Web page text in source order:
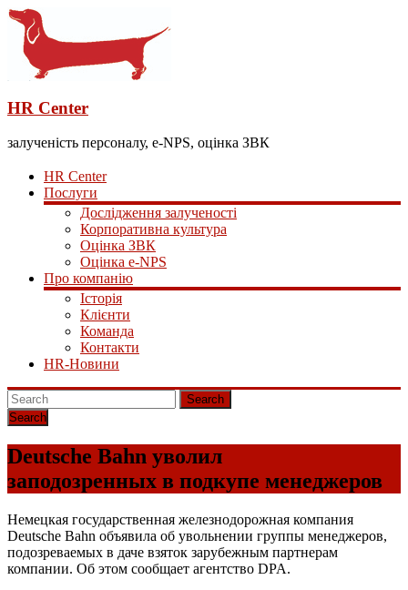
HR Center
залученість персоналу, e-NPS, оцінка ЗВК
HR Center
Послуги
Дослідження залученості
Корпоративна культура
Оцінка ЗВК
Оцінка e-NPS
Про компанію
Історія
Клієнти
Команда
Контакти
HR-Новини
Search
Deutsche Bahn уволил
заподозренных в подкупе менеджеров
Немецкая государственная железнодорожная компания
Deutsche Bahn объявила об увольнении группы менеджеров,
подозреваемых в даче взяток зарубежным партнерам
компании. Об этом сообщает агентство DPA.